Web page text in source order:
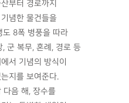
부터 경로까지
념한 물건들을
도 8폭 병풍을 따라
군 복무, 혼례, 경로 등
서 기념의 방식이
지를 보여준다.
다음 해, 장수를